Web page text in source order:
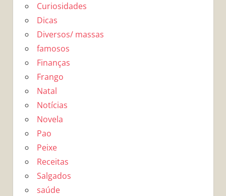
Curiosidades
Dicas
Diversos/ massas
famosos
Finanças
Frango
Natal
Notícias
Novela
Pao
Peixe
Receitas
Salgados
saúde